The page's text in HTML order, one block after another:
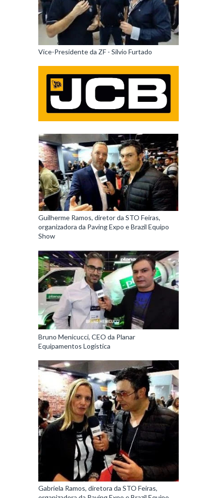
Vice-Presidente da ZF - Silvio Furtado
Guilherme Ramos, diretor da STO Feiras,
organizadora da Paving Expo e Brazil Equipo
Show
Bruno Menicucci, CEO da Planar
Equipamentos Logística
Gabriela Ramos, diretora da STO Feiras,